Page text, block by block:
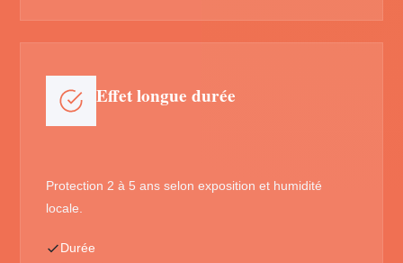
Effet longue durée
Protection 2 à 5 ans selon exposition et humidité
locale.
Durée